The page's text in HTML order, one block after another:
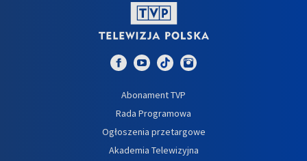
Abonament TVP
Rada Programowa
Ogłoszenia przetargowe
Akademia Telewizyjna